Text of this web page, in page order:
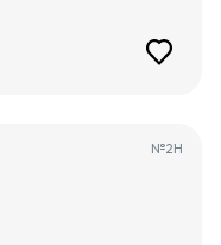
№2Н